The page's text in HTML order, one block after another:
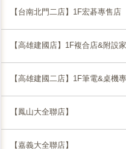
【台南北門二店】1F宏碁專售店
【高雄建國店】1F複合店&附設
【高雄建國二店】1F筆電&桌機
【鳳山大全聯店】
【嘉義大全聯店】